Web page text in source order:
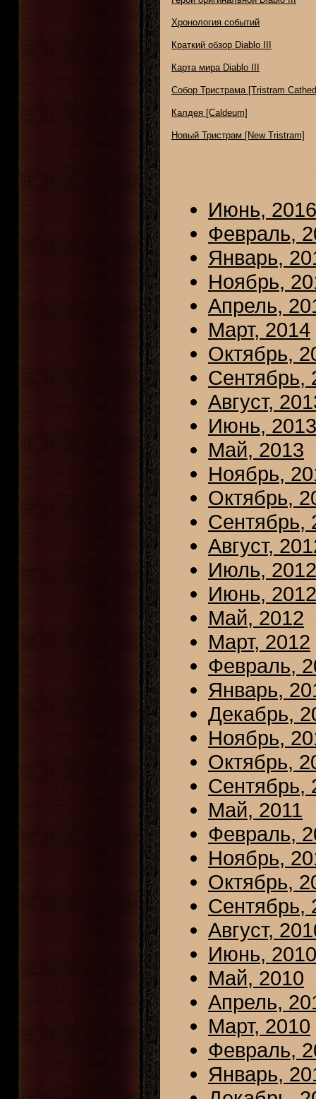
Хронология событий
Краткий обзор Diablo III
Карта мира Diablo III
Собор Тристрама [Tristram
Калдея [Caldeum]
Новый Тристрам [New Tristram]
Июнь, 2016
Февраль,
Январь,
Ноябрь,
Апрель,
Март, 2014
Октябрь,
Сентябрь,
Август,
Июнь, 2013
Май, 2013
Ноябрь,
Октябрь,
Сентябрь,
Август,
Июль, 2012
Июнь, 2012
Май, 2012
Март, 2012
Февраль,
Январь,
Декабрь,
Ноябрь,
Октябрь,
Сентябрь,
Май, 2011
Февраль,
Ноябрь,
Октябрь,
Сентябрь,
Август,
Июнь, 2010
Май, 2010
Апрель,
Март, 2010
Февраль,
Январь,